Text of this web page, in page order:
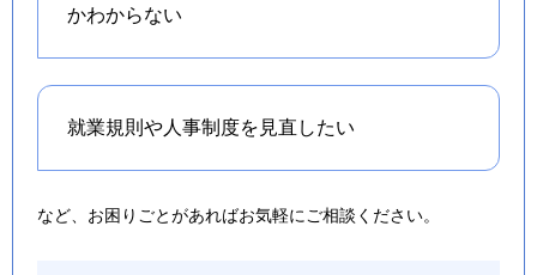
かわからない
就業規則や人事制度を 見直したい
など、お困りごとがあればお気軽にご相談ください。